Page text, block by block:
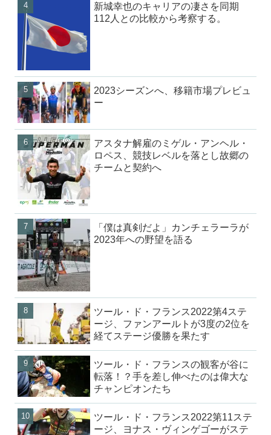
新城幸也のキャリアの凄さを同期
112人との比較から考察する。
2023シーズンへ、移籍市場プレビュ
ー
アスタナ解雇のミゲル・アンヘル・
ロペス、競技レベルを落とし故郷の
チームと契約へ
「僕は真剣だよ」カンチェラーラが
2023年への野望を語る
ツール・ド・フランス2022第4ステ
ージ、ファンアールトが3度の2位を
経てステージ優勝を果たす
ツール・ド・フランスの観客が谷に
転落！？手を差し伸べたのは偉大な
チャンピオンたち
ツール・ド・フランス2022第11ステ
ージ、ヨナス・ヴィンゲゴーがステ